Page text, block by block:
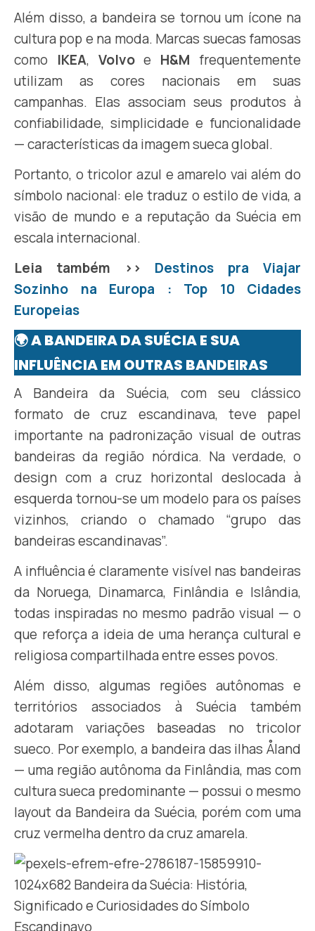
Além disso, a bandeira se tornou um ícone na
cultura pop e na moda. Marcas suecas famosas
como IKEA, Volvoe H&M frequentemente
utilizam as cores nacionais em suas
campanhas. Elas associam seus produtos à
confiabilidade, simplicidade e funcionalidade
— características da imagem sueca global.
Portanto, o tricolor azul e amarelo vai além do
símbolo nacional: ele traduz o estilo de vida, a
visão de mundo e a reputação da Suécia em
escala internacional.
Leia também >> Destinos pra Viajar
Sozinho na Europa : Top 10 Cidades
Europeias
🌍 A BANDEIRA DA SUÉCIA E SUA
INFLUÊNCIA EM OUTRAS BANDEIRAS
A Bandeira da Suécia, com seu clássico
formato de cruz escandinava, teve papel
importante na padronização visual de outras
bandeiras da região nórdica. Na verdade, o
design com a cruz horizontal deslocada à
esquerda tornou-se um modelo para os países
vizinhos, criando o chamado “grupo das
bandeiras escandinavas”.
A influência é claramente visível nas bandeiras
da Noruega, Dinamarca, Finlândia e Islândia,
todas inspiradas no mesmo padrão visual — o
que reforça a ideia de uma herança cultural e
religiosa compartilhada entre esses povos.
Além disso, algumas regiões autônomas e
territórios associados à Suécia também
adotaram variações baseadas no tricolor
sueco. Por exemplo, a bandeira das ilhas Åland
— uma região autônoma da Finlândia, mas com
cultura sueca predominante — possui o mesmo
layout da Bandeira da Suécia, porém com uma
cruz vermelha dentro da cruz amarela.